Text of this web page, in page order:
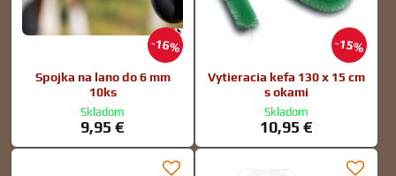
16%
Spojka na lano do 6 mm
10ks
Skladom
9,95 €
15%
Vytieracia kefa 130 x 15 cm
s okami
Skladom
10,95 €